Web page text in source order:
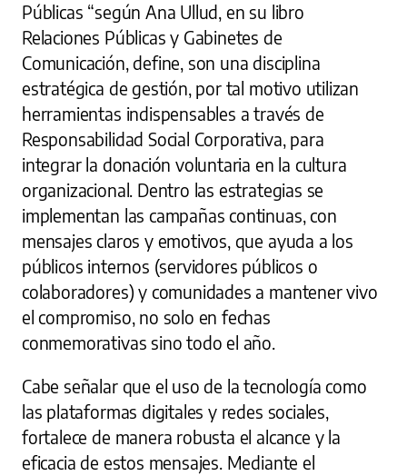
Públicas “según Ana Ullud, en su libro
Relaciones Públicas y Gabinetes de
Comunicación, define, son una disciplina
estratégica de gestión, por tal motivo utilizan
herramientas indispensables a través de
Responsabilidad Social Corporativa, para
integrar la donación voluntaria en la cultura
organizacional. Dentro las estrategias se
implementan las campañas continuas, con
mensajes claros y emotivos, que ayuda a los
públicos internos (servidores públicos o
colaboradores) y comunidades a mantener vivo
el compromiso, no solo en fechas
conmemorativas sino todo el año.
Cabe señalar que el uso de la tecnología como
las plataformas digitales y redes sociales,
fortalece de manera robusta el alcance y la
eficacia de estos mensajes. Mediante el